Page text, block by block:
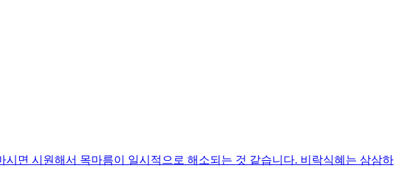
면 시원해서 목마름이 일시적으로 해소되는 것 같습니다. 비락식혜는 삼삼하